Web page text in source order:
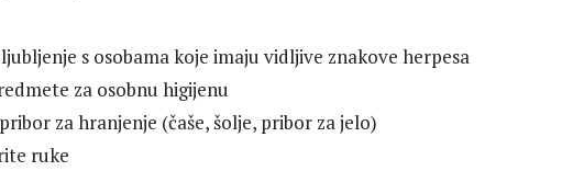
s osobama koje imaju vidljive znakove herpesa
za osobnu higijenu
za hranjenje (čaše, šolje, pribor za jelo)
ruke